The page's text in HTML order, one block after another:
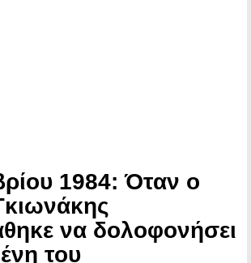
1984: Όταν ο
να δολοφονήσει
του